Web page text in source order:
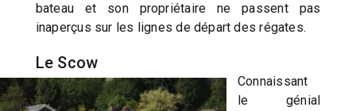
bateau et son propriétaire ne passent pas
inaperçus sur les lignes de départ des régates.
Le Scow
Connaissant
le génial